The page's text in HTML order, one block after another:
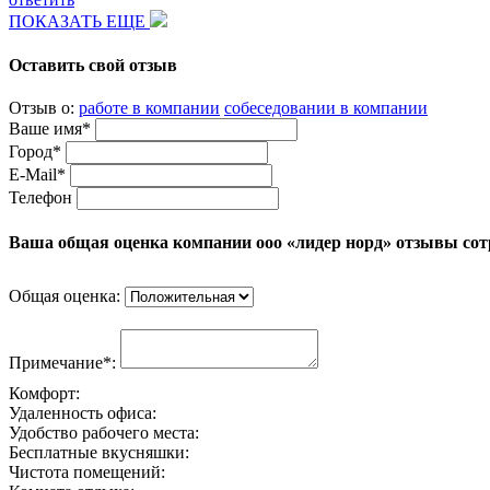
ПОКАЗАТЬ ЕЩЕ
Оставить свой отзыв
Отзыв о: работе в компании собеседовании в компании
Ваше имя*
Город*
E-Mail*
Телефон
Ваша общая оценка компании ооо «лидер норд» отзывы
Общая оценка:
Примечание*:
Комфорт:
Удаленность офиса:
Удобство рабочего места:
Бесплатные вкусняшки:
Чистота помещений: